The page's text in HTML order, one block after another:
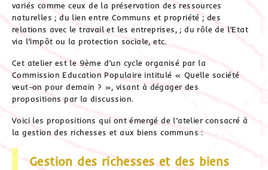
variés comme ceux de la préservation des ressources
naturelles ; du lien entre Communs et propriété ; des
relations avec le travail et les entreprises, ; du rôle de l’Etat
via l’impôt ou la protection sociale, etc.
Cet atelier est le 9ème d’un cycle organisé par la
Commission Education Populaire intitulé « Quelle société
veut-on pour demain ? », visant à dégager des
propositions par la discussion.
Voici les propositions qui ont émergé de l’atelier consacré à
la gestion des richesses et aux biens communs :
Gestion des richesses et des biens